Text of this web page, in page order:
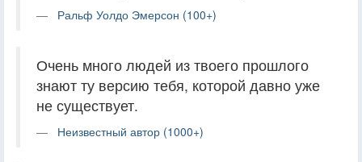
Ральф Уолдо Эмерсон (100+)
Очень много людей из твоего прошлого
знают ту версию тебя, которой давно уже
не существует.
Неизвестный автор (1000+)